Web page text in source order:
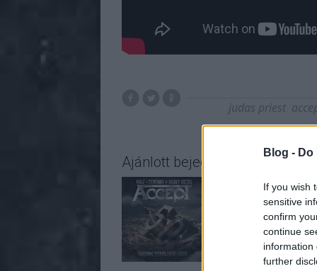
Blog -
If you wish
sensitive
confirm
continue
information
further
judas priest
Ajánlott bejegyzések: